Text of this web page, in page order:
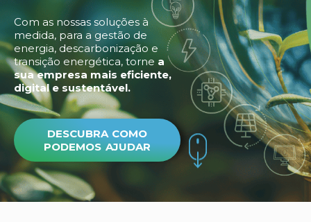
Com as nossas soluções à
medida, para a gestão de
energia, descarbonização e
transição energética, torne a
sua empresa mais eficiente,
digital e sustentável.
DESCUBRA COMO
PODEMOS AJUDAR